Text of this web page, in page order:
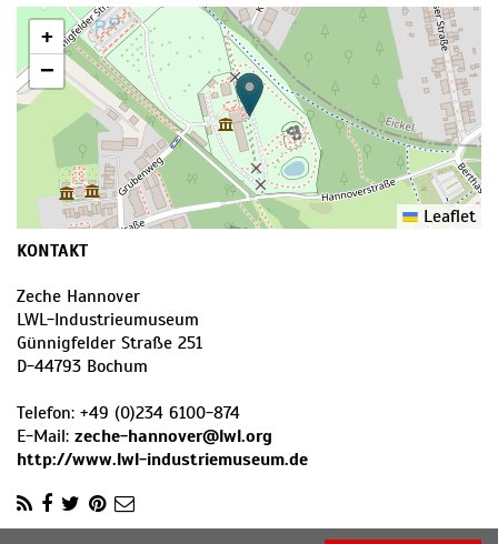
+
−
Leaflet
KONTAKT
Zeche Hannover
LWL-Industrieumuseum
Günnigfelder Straße 251
D-44793 Bochum
Telefon: +49 (0)234 6100-874
E-Mail: zeche-hannover@lwl.org
http://www.lwl-industriemuseum.de